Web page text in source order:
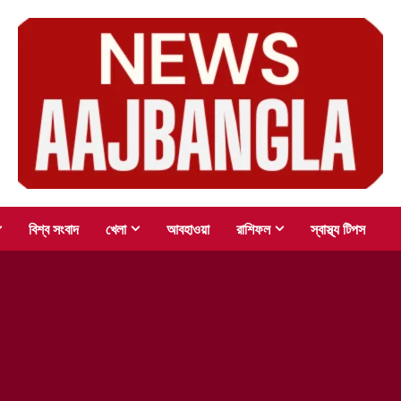
বিশ্ব সংবাদ খেলা আবহাওয়া রাশিফল স্বাস্থ্য টিপস